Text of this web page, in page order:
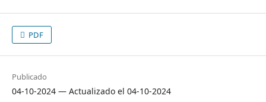
PDF
Publicado
04-10-2024 — Actualizado el 04-10-2024